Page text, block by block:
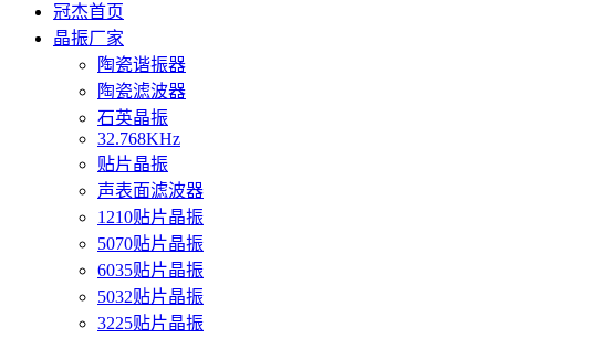
冠杰首页
晶振厂家
陶瓷谐振器
陶瓷滤波器
石英晶振
32.768KHz
贴片晶振
声表面滤波器
1210贴片晶振
5070贴片晶振
6035贴片晶振
5032贴片晶振
3225贴片晶振